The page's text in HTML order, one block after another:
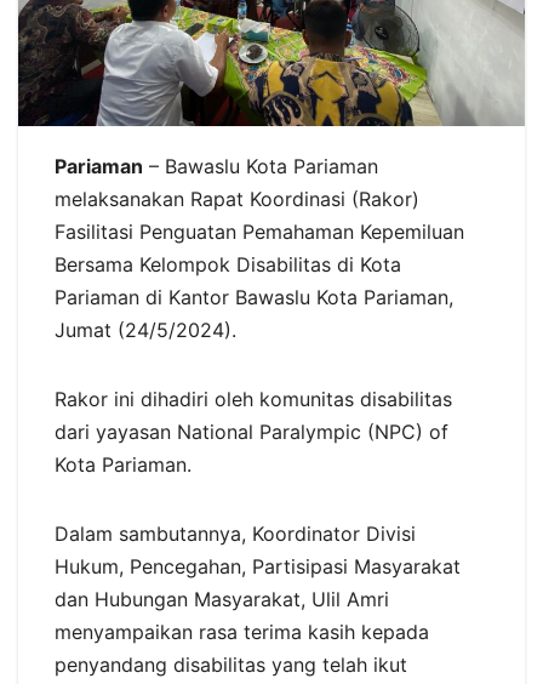
Pariaman – Bawaslu Kota Pariaman
melaksanakan Rapat Koordinasi (Rakor)
Fasilitasi Penguatan Pemahaman Kepemiluan
Bersama Kelompok Disabilitas di Kota
Pariaman di Kantor Bawaslu Kota Pariaman,
Jumat (24/5/2024).
Rakor ini dihadiri oleh komunitas disabilitas
dari yayasan National Paralympic (NPC) of
Kota Pariaman.
Dalam sambutannya, Koordinator Divisi
Hukum, Pencegahan, Partisipasi Masyarakat
dan Hubungan Masyarakat, Ulil Amri
menyampaikan rasa terima kasih kepada
penyandang disabilitas yang telah ikut